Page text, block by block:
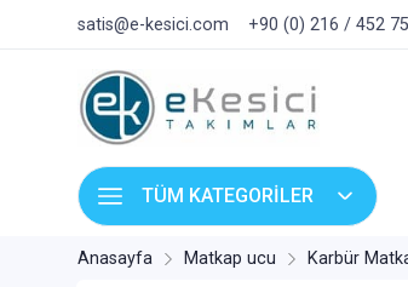
satis@e-kesici.com +90 (0) 216 / 452
TÜM KATEGORİLER
Anasayfa Matkap ucu Karbür